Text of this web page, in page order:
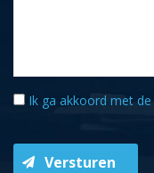
Ik ga akkoord met de
Versturen